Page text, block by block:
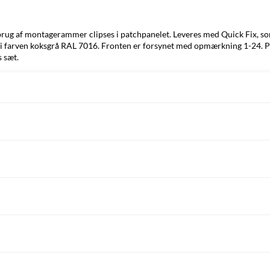
af montagerammer clipses i patchpanelet. Leveres med Quick
koksgrå RAL 7016. Fronten er forsynet med opmærkning 1-24.
sæt.